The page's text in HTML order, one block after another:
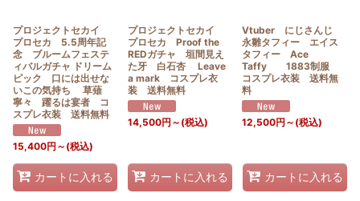
プロジェクトセカイ
プロセカ 5.5周年記
念 ブルームフェステ
ィバルガチャ ドリーム
ピック 口には出せな
いこの気持ち 草薙
寧々 躍るは宴者 コ
スプレ衣装 送料無料
15,400円 ～ (税込)
カートに入れる
プロジェクトセカイ
プロセカ Proof the
REDガチャ 垣間見え
た牙 白石杏 Leave
a mark コスプレ衣
装 送料無料
14,500円 ～ (税込)
カートに入れる
Vtuber にじさんじ
永雛タフィー エイス
タフィー Ace
Taffy 1883制服
コスプレ衣装 送料無
料
12,500円 ～ (税込)
カートに入れる